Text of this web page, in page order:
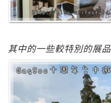
其中的一些較特別的展品